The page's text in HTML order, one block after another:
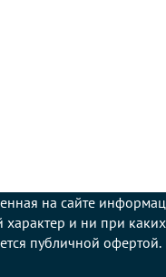
на сайте
и ни при
публичной офертой.